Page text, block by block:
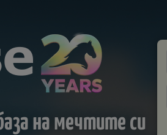
на мечтите си